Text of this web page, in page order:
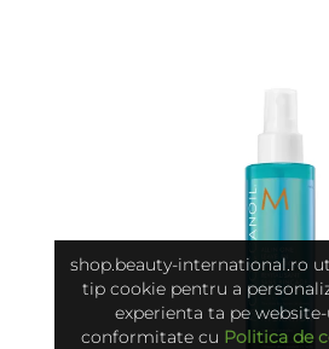
shop.beauty-international.ro
tip cookie pentru a
experienta ta pe
conformitate cu Politica de